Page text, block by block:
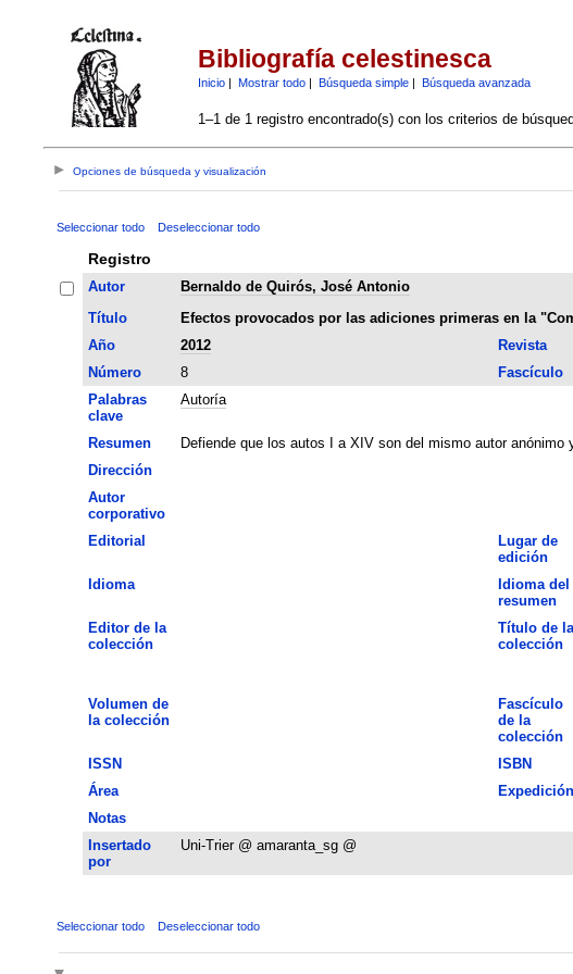
Bibliografía celestinesca
Inicio| Mostrar todo| Búsqueda simple| Búsqueda avanzada
1–1 de 1 registro encontrado(s) con los criterios de
Opciones de búsqueda y visualización
Seleccionar todo Deseleccionar todo
Registro
Autor
Bernaldo de Quirós, José Antonio
Título
Efectos provocados por las adiciones primeras en la
Año
2012 Revista
Número
8 Fascículo
Palabras
clave
Autoría
Resumen
Defiende que los autos I a XIV son del mismo autor
Dirección
Autor
corporativo
Editorial
Lugar de
edición
Idioma
Idioma del
resumen
Editor de la
colección
Título de la
colección
Volumen de
la colección
Fascículo
de la
colección
ISSN ISBN
Área
Expedición
Notas
Insertado
por
Uni-Trier @ amaranta_sg @
Seleccionar todo Deseleccionar todo